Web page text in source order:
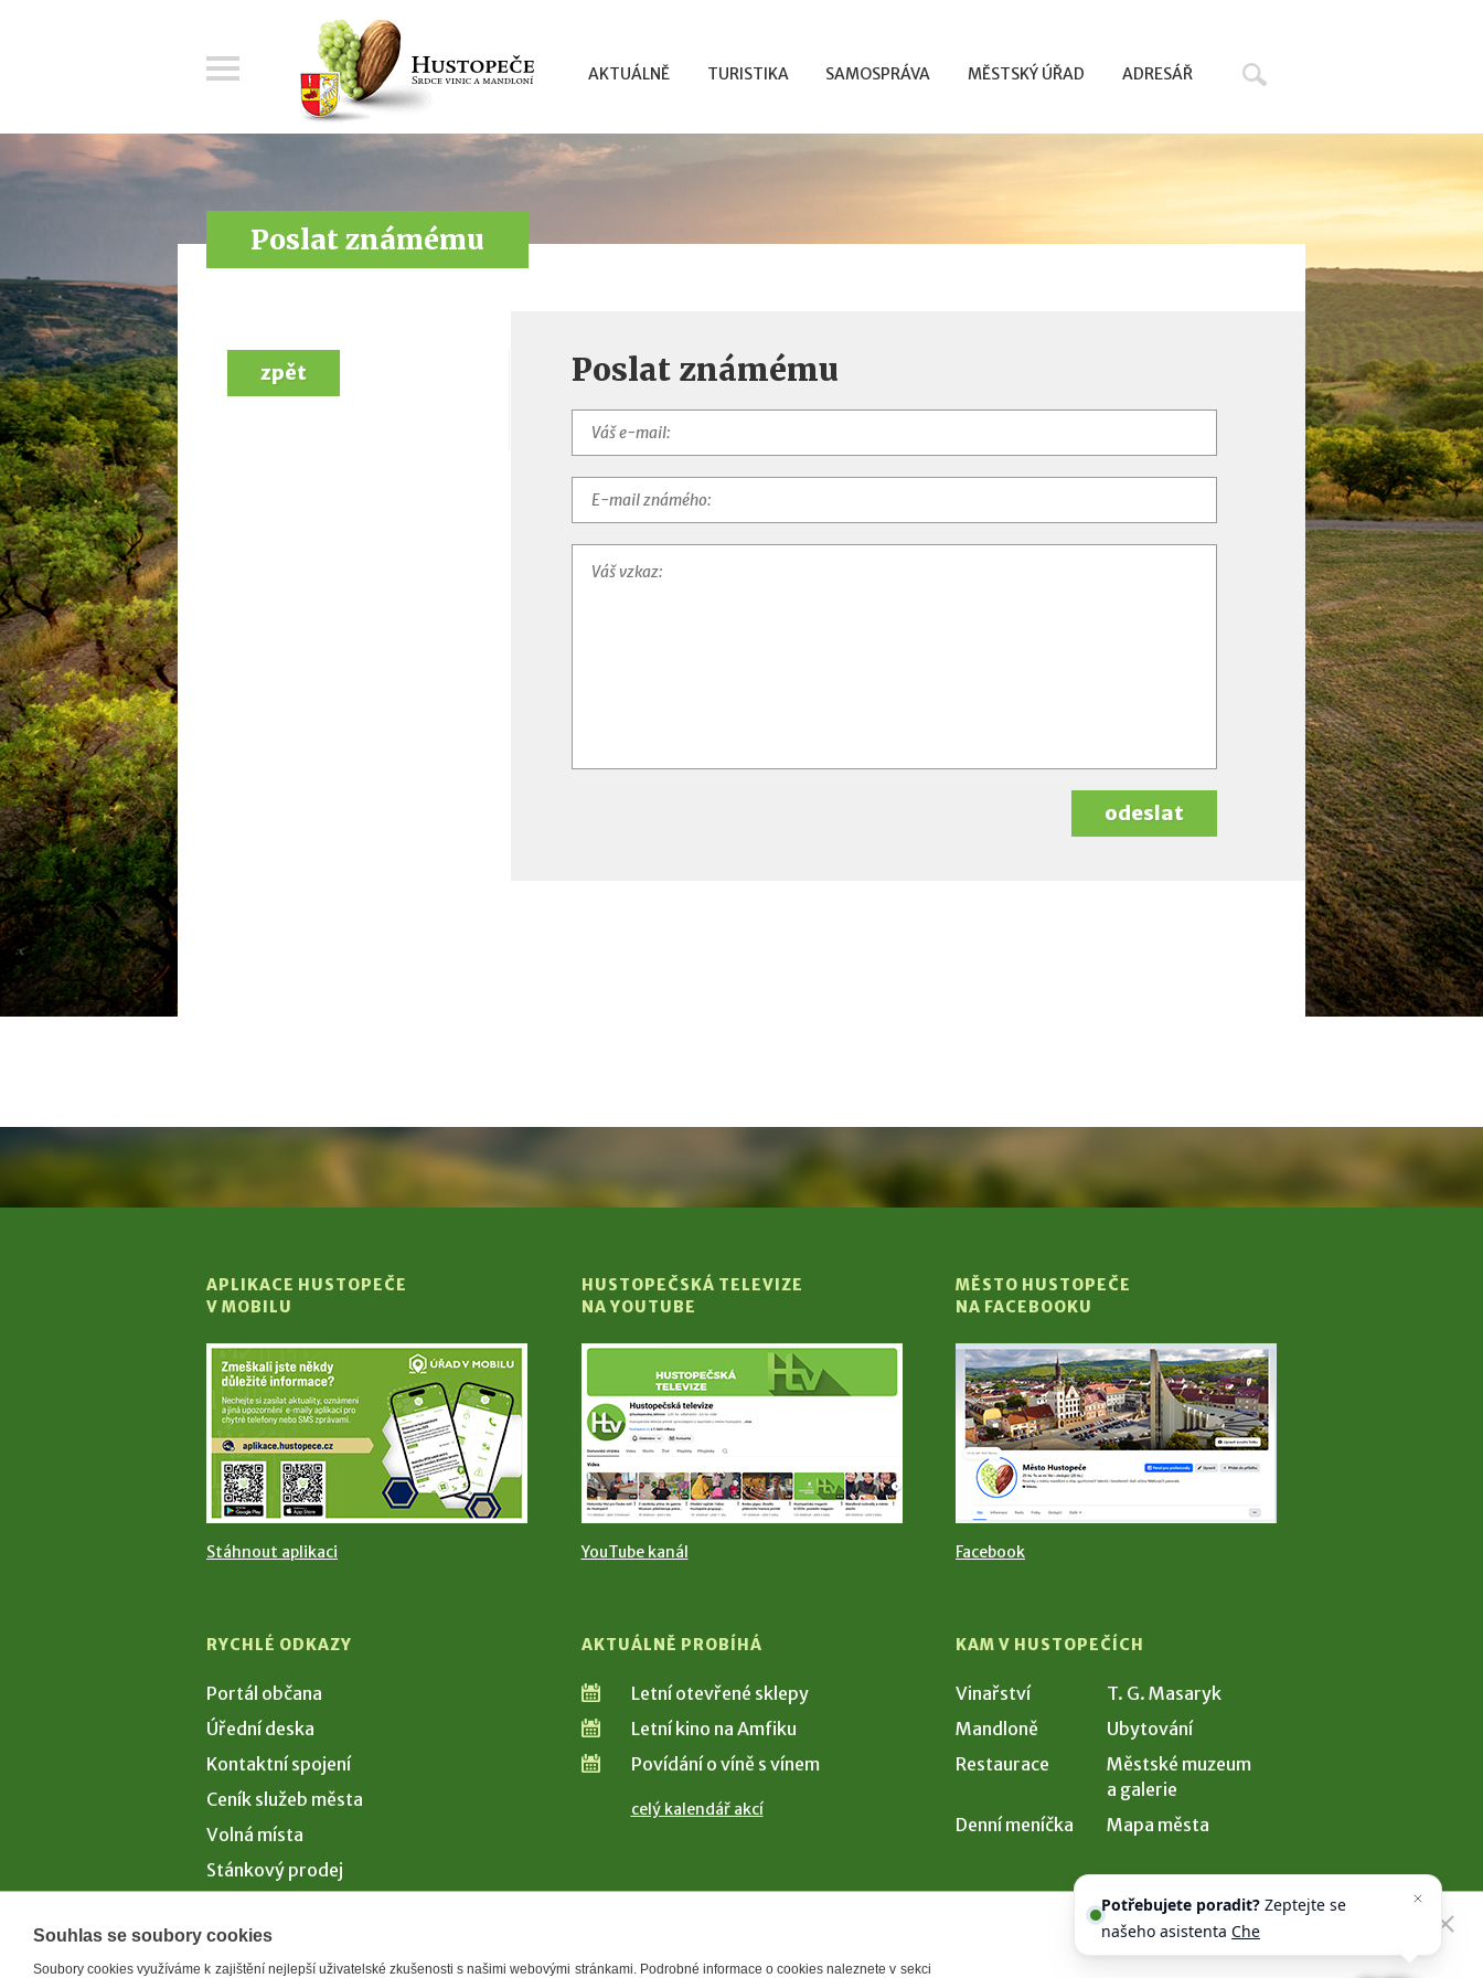
AKTUÁLNĚ TURISTIKA SAMOSPRÁVA MĚSTSKÝ ÚŘAD ADRESÁŘ
Poslat známému
Poslat známému
odeslat
zpět
APLIKACE HUSTOPEČE
V MOBILU
Stáhnout aplikaci
HUSTOPEČSKÁ TELEVIZE
NA YOUTUBE
YouTube kanál
MĚSTO HUSTOPEČE
NA FACEBOOKU
Facebook
RYCHLÉ ODKAZY
Portál občana
Úřední deska
Kontaktní spojení
Ceník služeb města
Volná místa
Stánkový prodej
AKTUÁLNĚ PROBÍHÁ
Letní otevřené sklepy
Letní kino na Amfiku
Povídání o víně s vínem
celý kalendář akcí
KAM V HUSTOPEČÍCH
Vinařství
T. G. Masaryk
Mandloně
Ubytování
Restaurace
Městské muzeum
a galerie
Denní meníčka
Mapa města
Souhlas se soubory cookies
Soubory cookies využíváme k zajištění nejlepší uživatelské zkušenosti s našimi webovými stránkami. Podrobné informace o cookies naleznete v sekci
Potřebujete poradit? Zeptejte se
našeho asistentaChettyho